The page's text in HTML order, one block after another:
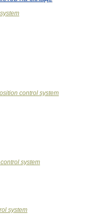
system
control system
control system
system